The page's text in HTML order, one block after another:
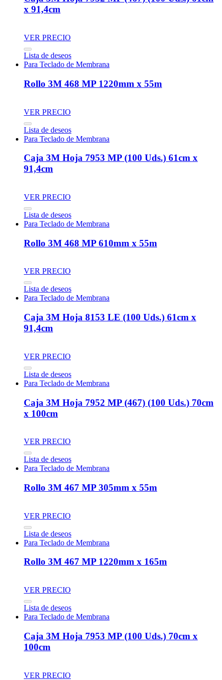
x 91,4cm
VER PRECIO
Lista de deseos
Para Teclado de Membrana
Rollo 3M 468 MP 1220mm x 55m
VER PRECIO
Lista de deseos
Para Teclado de Membrana
Caja 3M Hoja 7953 MP (100 Uds.) 61cm x
91,4cm
VER PRECIO
Lista de deseos
Para Teclado de Membrana
Rollo 3M 468 MP 610mm x 55m
VER PRECIO
Lista de deseos
Para Teclado de Membrana
Caja 3M Hoja 8153 LE (100 Uds.) 61cm x
91,4cm
VER PRECIO
Lista de deseos
Para Teclado de Membrana
Caja 3M Hoja 7952 MP (467) (100 Uds.) 70cm
x 100cm
VER PRECIO
Lista de deseos
Para Teclado de Membrana
Rollo 3M 467 MP 305mm x 55m
VER PRECIO
Lista de deseos
Para Teclado de Membrana
Rollo 3M 467 MP 1220mm x 165m
VER PRECIO
Lista de deseos
Para Teclado de Membrana
Caja 3M Hoja 7953 MP (100 Uds.) 70cm x
100cm
VER PRECIO